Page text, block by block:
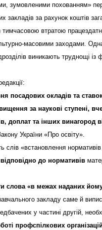
зумовленими похованням»
закладів за рахунок коштів
тимчасовою втратою
масовими заходами.
виникають труднощі із
посадових окладів та
за наукові ступені,
доплат та інших винагород
України «Про освіту».
слів «встановлення
відповідно до нормативів
слова «в межах наданих
закладу саме й
у частині другій,
профспілкових